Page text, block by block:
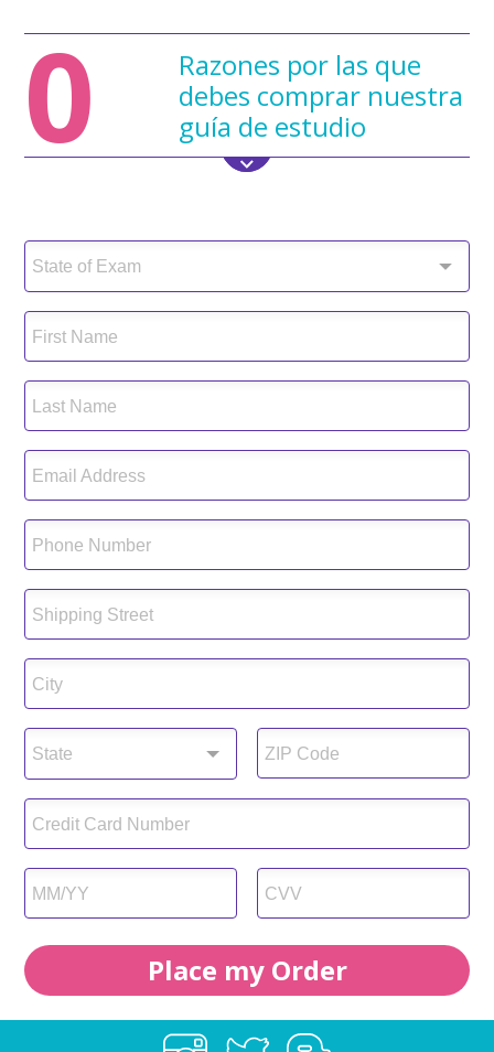
0
Razones por las que
debes comprar nuestra
guía de estudio
Entrega inmediata. Sigue las preguntas y respuestas del
State of Exam
First Name
Last Name
Email Address
Phone Number
Shipping Street
City
State ZIP Code
Credit Card Number
MM/YY CVV
Place my Order